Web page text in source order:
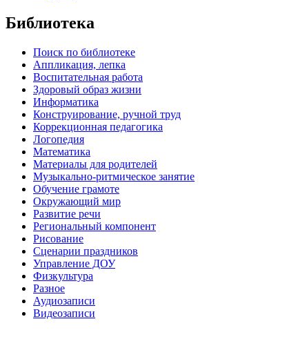
Библиотека
Поиск по библиотеке
Аппликация, лепка
Воспитательная работа
Здоровый образ жизни
Информатика
Конструирование, ручной труд
Коррекционная педагогика
Логопедия
Математика
Материалы для родителей
Музыкально-ритмическое занятие
Обучение грамоте
Окружающий мир
Развитие речи
Региональный компонент
Рисование
Сценарии праздников
Управление ДОУ
Физкультура
Разное
Аудиозаписи
Видеозаписи